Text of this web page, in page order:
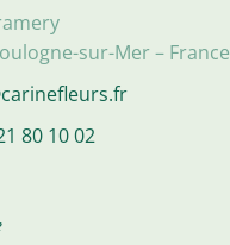
sur-Mer – France
80 10 02